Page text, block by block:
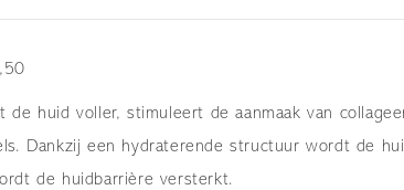
de huid voller, stimuleert de aanmaak van
Dankzij een hydraterende structuur wordt de
de huidbarrière versterkt.